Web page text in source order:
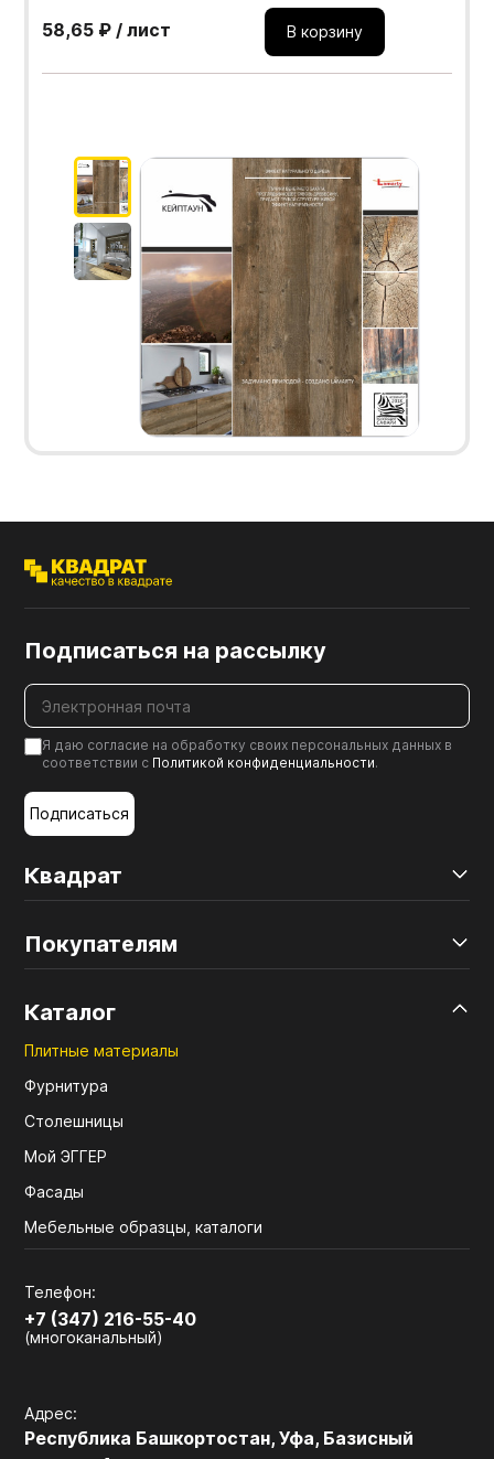
58,65 ₽ / лист В корзину
Квадрат
Покупателям
Каталог
Плитные материалы
Фурнитура
Столешницы
Мой ЭГГЕР
Фасады
Мебельные образцы, каталоги
Телефон:
+7 (347) 216-55-40
(многоканальный)
Адрес:
Республика Башкортостан, Уфа, Базисный
Подписаться на рассылку
Я даю согласие на обработку своих персональных данных в
соответствии с Политикой конфиденциальности.
Подписаться